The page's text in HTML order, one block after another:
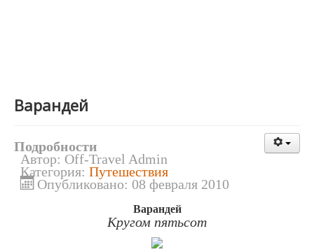
Варандей
Подробности
Автор: Off-Travel Admin
Категория: Путешествия
Опубликовано: 08 февраля 2010
Варандей
Кругом пятьсот